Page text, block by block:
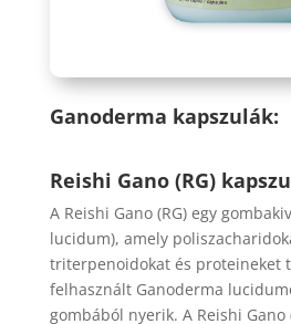
Ganoderma kapszulák:
Reishi Gano (RG)
A Reishi Gano (RG) egy
lucidum), amely
triterpenoidokat és proteineket
felhasznált Ganoderma
gombából nyerik. A Reishi Gano